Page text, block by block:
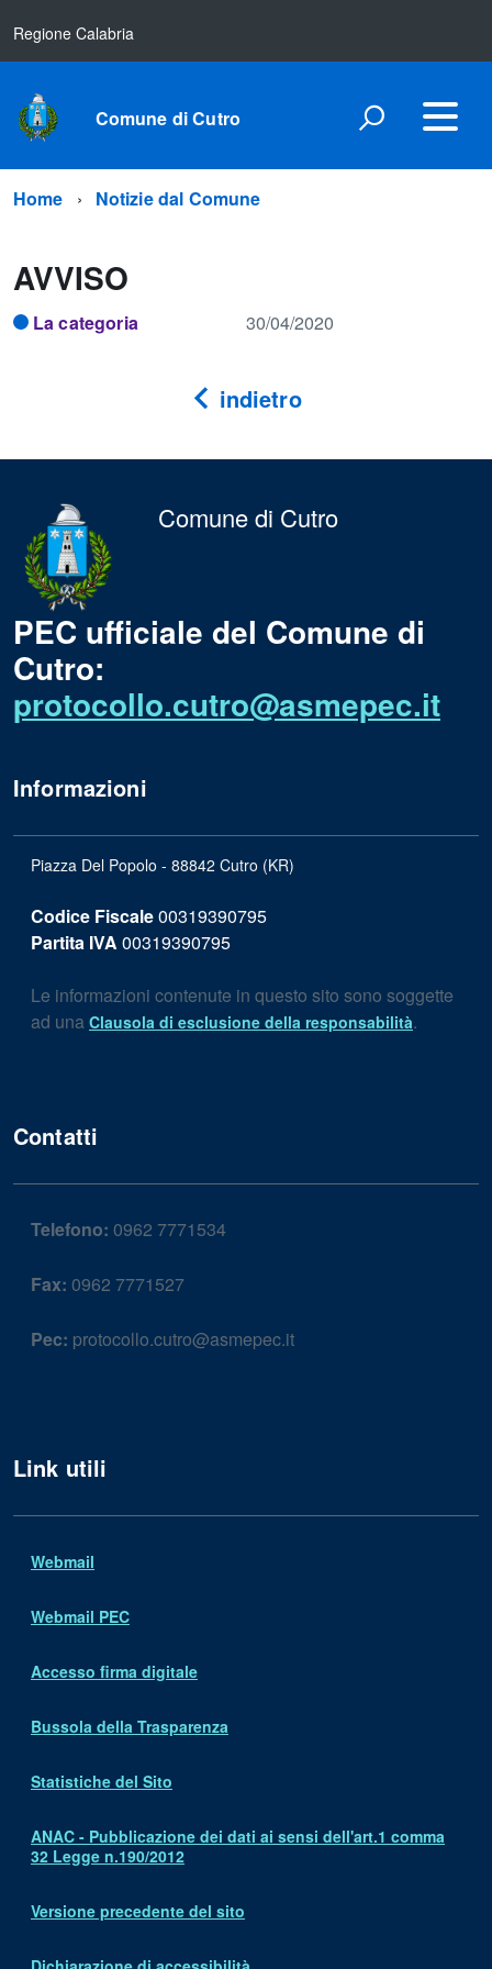
Regione Calabria
Comune di Cutro
Home Notizie dal Comune
AVVISO
La categoria 30/04/2020
indietro
Comune di Cutro
PEC ufficiale del Comune di
Cutro:
protocollo.cutro@asmepec.it
Informazioni
Piazza Del Popolo - 88842 Cutro (KR)
Codice Fiscale00319390795
Partita IVA 00319390795
Le informazioni contenute in questo sito sono soggette
ad una Clausola di esclusione della responsabilità.
Contatti
Telefono: 0962 7771534
Fax: 0962 7771527
Pec: protocollo.cutro@asmepec.it
Link utili
Webmail
Webmail PEC
Accesso firma digitale
Bussola della Trasparenza
Statistiche del Sito
ANAC - Pubblicazione dei dati ai sensi dell'art.1 comma
32 Legge n.190/2012
Versione precedente del sito